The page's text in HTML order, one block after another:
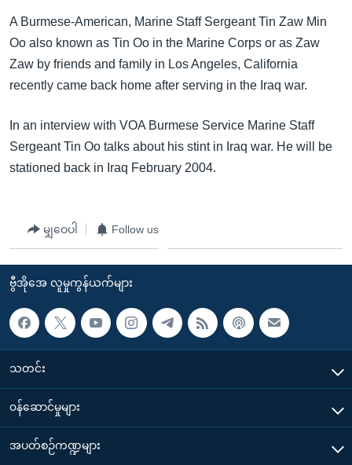
ရန်A Burmese-American, Marine Staff Sergeant Tin Zaw Min
Oo also known as Tin Oo in the Marine Corps or as Zaw
Zaw by friends and family in Los Angeles, California
recently came back home after serving in the Iraq war.
In an interview with VOA Burmese Service Marine Staff
Sergeant Tin Oo talks about his stint in Iraq war. He will be
stationed back in Iraq February 2004.
မျှဝေပါ Follow us
ဗွီအိုအေ လူမှုကွန်ယက်များ
သတင်း
၀န်ဆောင်မှုများ
အပတ်စဉ်ကဏ္ဍများ